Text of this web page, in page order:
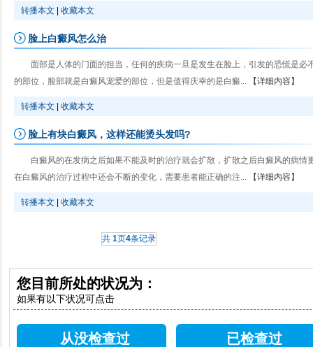
转播本文 收藏本文
脸上白癜风怎么治
面部是人体的门面的担当，任何的疾病一旦是发生在脸上，引发的恐慌是必
的部位，脸部就是白癜风宠爱的部位，但是值得庆幸的是白癜...
【详细内容】
转播本文 收藏本文
脸上有块白癜风，这样还能烫头发吗?
白癜风的在发病之后如果不能及时的治疗就会扩散，扩散之后白癜风的病
在白癜风的治疗过程中还会不断的变化，需要患者能正确的注...
【详细内容】
转播本文 收藏本文
共 1页4条记录
您目前所处的状况为：
如果有以下状况可点击
从没检查过 已检查过